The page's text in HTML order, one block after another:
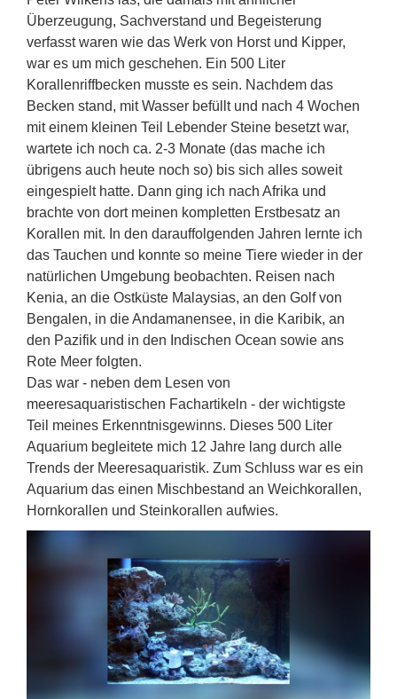
Überzeugung, Sachverstand und Begeisterung
verfasst waren wie das Werk von Horst und Kipper,
war es um mich geschehen. Ein 500 Liter
Korallenriffbecken musste es sein. Nachdem das
Becken stand, mit Wasser befüllt und nach 4 Wochen
mit einem kleinen Teil Lebender Steine besetzt war,
wartete ich noch ca. 2-3 Monate (das mache ich
übrigens auch heute noch so) bis sich alles soweit
eingespielt hatte. Dann ging ich nach Afrika und
brachte von dort meinen kompletten Erstbesatz an
Korallen mit. In den darauffolgenden Jahren lernte ich
das Tauchen und konnte so meine Tiere wieder in der
natürlichen Umgebung beobachten. Reisen nach
Kenia, an die Ostküste Malaysias, an den Golf von
Bengalen, in die Andamanensee, in die Karibik, an
den Pazifik und in den Indischen Ocean sowie ans
Rote Meer folgten.
Das war - neben dem Lesen von
meeresaquaristischen Fachartikeln - der wichtigste
Teil meines Erkenntnisgewinns. Dieses 500 Liter
Aquarium begleitete mich 12 Jahre lang durch alle
Trends der Meeresaquaristik. Zum Schluss war es ein
Aquarium das einen Mischbestand an Weichkorallen,
Hornkorallen und Steinkorallen aufwies.